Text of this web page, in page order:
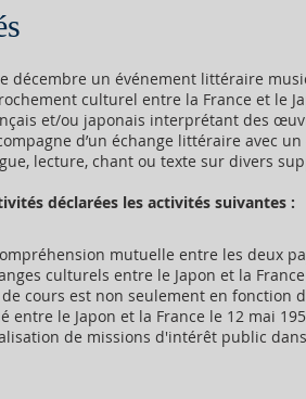
décembre un événement littéraire
culturel entre la France et le
et/ou japonais interprétant des
d’un échange littéraire avec
lecture, chant ou texte sur divers
déclarées les activités suivantes :
mutuelle entre les deux
culturels entre le Japon et la
cours est non seulement en
entre le Japon et la France le 12 mai
de missions d'intérêt public